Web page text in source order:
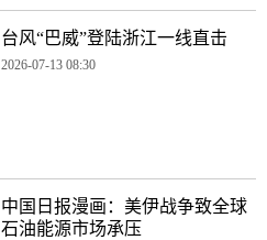
台风“巴威”登陆浙江一线直击
2026-07-13 08:30
中国日报漫画：美伊战争致全球
石油能源市场承压